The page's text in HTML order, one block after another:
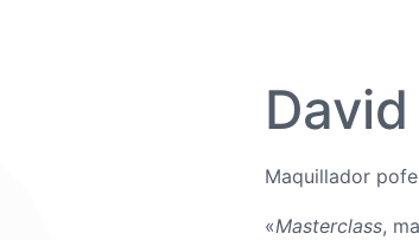
Maquillador
«Masterclass,